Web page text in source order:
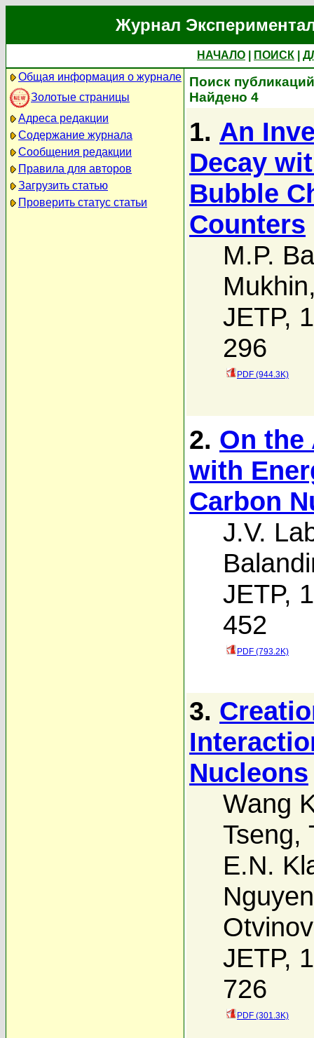
Журнал
НАЧАЛО ПОИСК
Общая информация о журнале
Золотые страницы
Адреса редакции
Содержание журнала
Сообщения редакции
Правила для авторов
Загрузить статью
Проверить статус статьи
Поиск
Найдено 4
1. An
Decay
Bubble
Counters
M.P.
Mukhin
JETP,
296
PDF (944.3K)
2. On
with
Carbon
J.V.
JETP,
452
PDF (793.2K)
3.
Nucleons
Wang
Tseng,
E.N.
JETP,
726
PDF (301.3K)